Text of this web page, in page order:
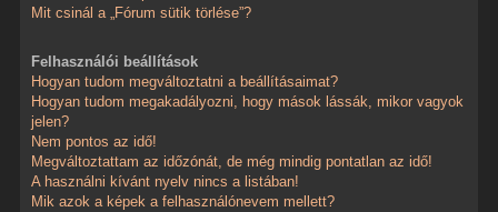
Mit csinál a „Fórum sütik törlése”?
Felhasználói beállítások
Hogyan tudom megváltoztatni a beállításaimat?
Hogyan tudom megakadályozni, hogy mások lássák, mikor vagyok
jelen?
Nem pontos az idő!
Megváltoztattam az időzónát, de még mindig pontatlan az idő!
A használni kívánt nyelv nincs a listában!
Mik azok a képek a felhasználónevem mellett?